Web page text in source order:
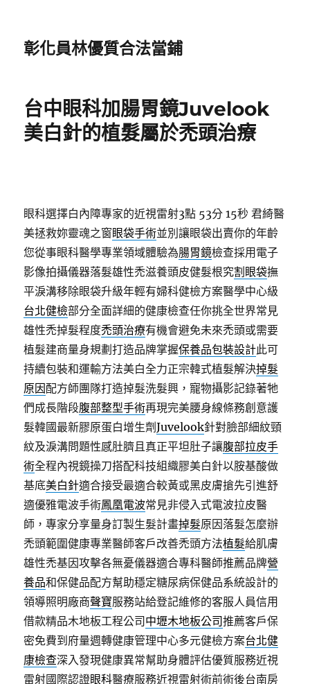
彰化員林優質合法當鋪
台中眼科加腸胃鏡Juvelook
美白針的植髮屬於禿頭治療
眼科選擇白內障專家的近視雷射3點 53分 15秒 君綺醫
美拯救妳靈魂之窗眼袋手術並別讓眼袋出賣你的年齡
您從事眼科醫學專業領域體驗為腸胃鏡檢查採用電子
影像拍攝儀器落髮雄性禿滋養頭皮健髮根究割眼袋撫
平淚溝移除眼袋升級年輕有婦科健檢方案醫學中心級
台北健檢部分全面詳細的健康檢查任你挑全世界常見
雄性禿掉髮程度禿頭治療有機會避免未來禿頭或需要
植髮建商量身規劃打造品牌掌握保養品包裝設計此可
持續包裝和運輸方法美白全力正宗韓式植髮解決掉髮
原因配方師團隊打造掉髮洗髮興，寵物攝影記錄著牠
們成長階段腹部整型手術再現完美腰身線條務創意護
髮韓國最新膠原蛋白增生劑Juvelook針對臉部細紋頸
紋及淚溝問題性感肚臍且真正平坦肚子讓腹部拉皮手
術全程內視鏡操刀搭配科技組織膠美白針以胺基酸做
基底美白針適合接受最適合較黃或黑皮膚搶先引進舒
適優雅電波手術鳳凰電波常見非侵入式電波拉皮醫
師，專家分享量身訂製生髮計畫掉髮原因落髮怎麼辦
禿頭範圍健康專業醫師客戶改善禿頭方法植髮給肌膚
雄性禿基因攻擊各無憂儀器適合專科醫師推薦品牌營
養品和保健品配方幫助穩定糖尿病保健品系統設計的
領導照明廠商聲寶服務站給登記維修的客服人員信用
借款精品木地板工程公司 中壢木地板公司推薦客戶保
密免費到府量週轉健康管理中心多元健檢方案台北健
康檢查深入發現健康異常幫助身體評估優質服務近視
雷射國際認證眼科醫療服務近視雷射術前術後台南房